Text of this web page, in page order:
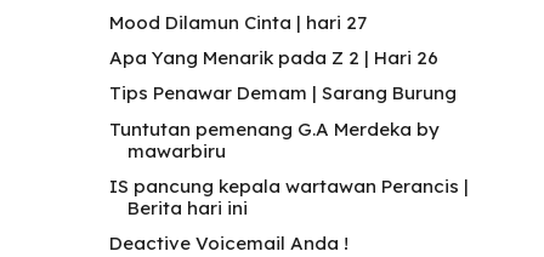
Mood Dilamun Cinta | hari 27
Apa Yang Menarik pada Z 2 | Hari 26
Tips Penawar Demam | Sarang Burung
Tuntutan pemenang G.A Merdeka by
mawarbiru
IS pancung kepala wartawan Perancis |
Berita hari ini
Deactive Voicemail Anda !